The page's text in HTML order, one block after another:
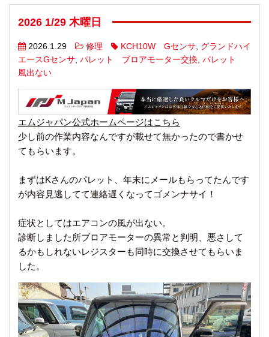
2026 1/29 木曜日
2026.1.29 修理 KCH10W Gセンサ, グランドハイ
エースGセンサ, パレット ブロアモーター交換, パレット
風出ない
エムジャパン公式ホームページはこちら
少し前の作業内容なんですが載せて無かったので書かせ
てもらいます。
まずはKさんのパレット、年末にメールもらってたんです
が内容見逃してて連絡遅くなってゴメンナサイ！
症状としてはエアコンの風が出ない。
診断しました所ブロアモーターの異常と判明、悪さして
るかもしれないレジスターも同時に交換させてもらいま
した。